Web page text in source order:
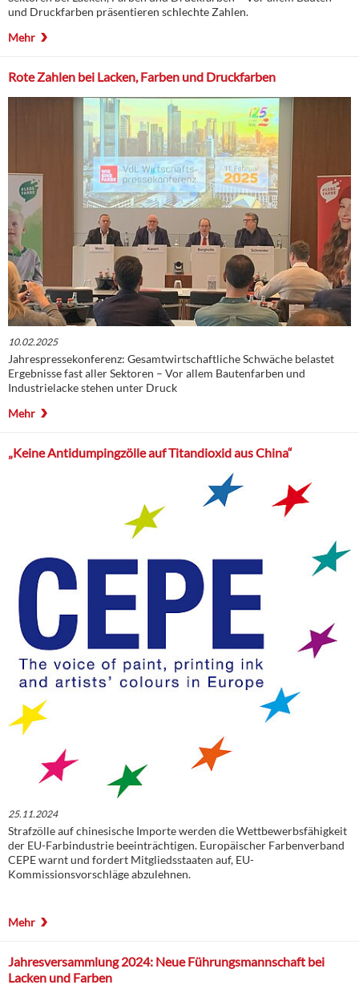
und Druckfarben präsentieren schlechte Zahlen.
Mehr
Rote Zahlen bei Lacken, Farben und Druckfarben
10.02.2025
Jahrespressekonferenz: Gesamtwirtschaftliche Schwäche belastet
Ergebnisse fast aller Sektoren – Vor allem Bautenfarben und
Industrielacke stehen unter Druck
Mehr
„Keine Antidumpingzölle auf Titandioxid aus China“
25.11.2024
Strafzölle auf chinesische Importe werden die Wettbewerbsfähigkeit
der EU-Farbindustrie beeinträchtigen. Europäischer Farbenverband
CEPE warnt und fordert Mitgliedsstaaten auf, EU-
Kommissionsvorschläge abzulehnen.
Mehr
Jahresversammlung 2024: Neue Führungsmannschaft bei
Lacken und Farben